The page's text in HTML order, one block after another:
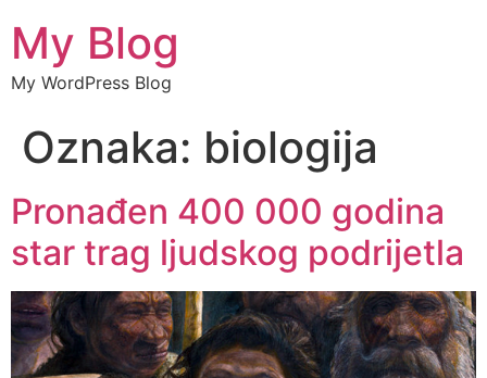
My Blog
My WordPress Blog
Oznaka: biologija
Pronađen 400 000 godina
star trag ljudskog podrijetla